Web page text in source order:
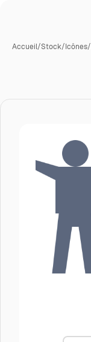
Accueil/Stock/Icônes/